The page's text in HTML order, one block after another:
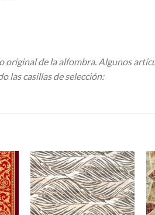
original de la alfombra. Algunos
las casillas de selección: